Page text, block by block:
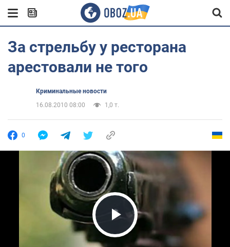
За стрельбу у ресторана
арестовали не того
Криминальные новости
16.08.2010 08:00
1,0 т.
0
Play Video